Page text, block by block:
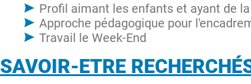
Profil aimant les enfants et ayant de
Approche pédagogique pour
Travail le Week-End
SAVOIR-ETRE